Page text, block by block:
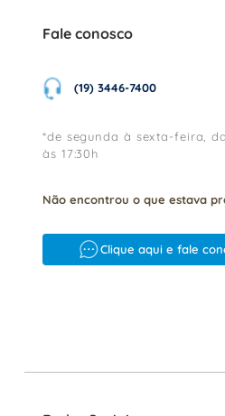
Fale conosco
(19) 3446-7400
*de segunda à sexta-feira,
às 17:30h
Não encontrou o que estava
Clique aqui e fale